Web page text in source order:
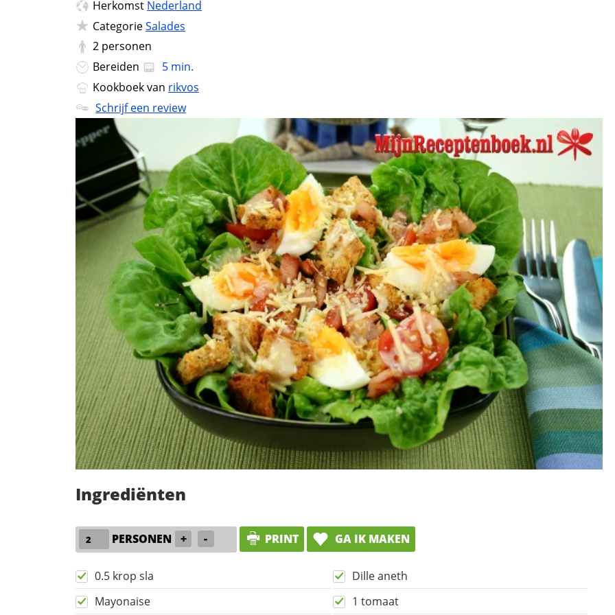
Herkomst Nederland
CategorieSalades
2 personen
Bereiden
5 min.
Kookboek van rikvos
Schrijf een review
Ingrediënten
PERSONEN + - PRINT GA IK MAKEN
0.5 krop sla
Dille aneth
Mayonaise
1 tomaat